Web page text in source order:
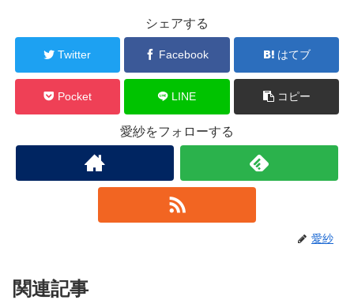
シェアする
Twitter Facebook はてブ
Pocket LINE コピー
愛紗をフォローする
愛紗
関連記事